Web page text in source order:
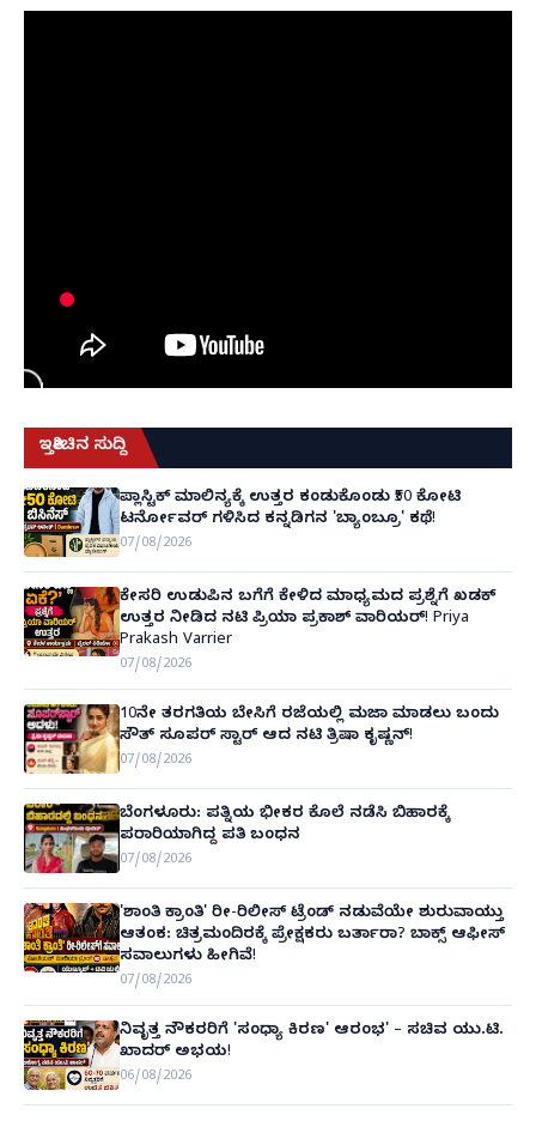
ಇತ್ತೀಚಿನ ಸುದ್ದಿ
ಪ್ಲಾಸ್ಟಿಕ್ ಮಾಲಿನ್ಯಕ್ಕೆ ಉತ್ತರ ಕಂಡುಕೊಂಡು ₹50 ಕೋಟಿ
ಟರ್ನೋವರ್ ಗಳಿಸಿದ ಕನ್ನಡಿಗನ 'ಬ್ಯಾಂಬ್ರೂ' ಕಥೆ!
07/08/2026
ಕೇಸರಿ ಉಡುಪಿನ ಬಗೆಗೆ ಕೇಳಿದ ಮಾಧ್ಯಮದ ಪ್ರಶ್ನೆಗೆ ಖಡಕ್
ಉತ್ತರ ನೀಡಿದ ನಟಿ ಪ್ರಿಯಾ ಪ್ರಕಾಶ್ ವಾರಿಯರ್! Priya
Prakash Varrier
07/08/2026
10ನೇ ತರಗತಿಯ ಬೇಸಿಗೆ ರಜೆಯಲ್ಲಿ ಮಜಾ ಮಾಡಲು ಬಂದು
ಸೌತ್ ಸೂಪರ್ ಸ್ಟಾರ್ ಆದ ನಟಿ ತ್ರಿಷಾ ಕೃಷ್ಣನ್!
07/08/2026
ಬೆಂಗಳೂರು: ಪತ್ನಿಯ ಭೀಕರ ಕೊಲೆ ನಡೆಸಿ ಬಿಹಾರಕ್ಕೆ
ಪರಾರಿಯಾಗಿದ್ದ ಪತಿ ಬಂಧನ
07/08/2026
'ಶಾಂತಿ ಕ್ರಾಂತಿ' ರೀ-ರಿಲೀಸ್ ಟ್ರೆಂಡ್ ನಡುವೆಯೇ ಶುರುವಾಯ್ತು
ಆತಂಕ: ಚಿತ್ರಮಂದಿರಕ್ಕೆ ಪ್ರೇಕ್ಷಕರು ಬರ್ತಾರಾ? ಬಾಕ್ಸ್ ಆಫೀಸ್
ಸವಾಲುಗಳು ಹೀಗಿವೆ!
07/08/2026
ನಿವೃತ್ತ ನೌಕರರಿಗೆ 'ಸಂಧ್ಯಾ ಕಿರಣ' ಆರಂಭ' – ಸಚಿವ ಯು.ಟಿ.
ಖಾದರ್ ಅಭಯ!
06/08/2026